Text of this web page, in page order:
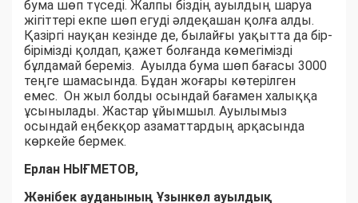
бума шөп түседі. Жалпы біздің ауылдың шаруа
жігіттері екпе шөп егуді әлдеқашан қолға алды.
Қазіргі науқан кезінде де, былайғы уақытта да бір-
бірімізді қолдап, қажет болғанда көмегімізді
бұлдамай береміз. Ауылда бума шөп бағасы 3000
теңге шамасында. Бұдан жоғары көтерілген
емес. Он жыл болды осындай бағамен халыққа
ұсынылады. Жастар ұйымшыл. Ауылымыз
осындай еңбекқор азаматтардың арқасында
көркейе бермек.
Ерлан НЫҒМЕТОВ,
Жәнібек ауданының Ұзынкөл ауылдық